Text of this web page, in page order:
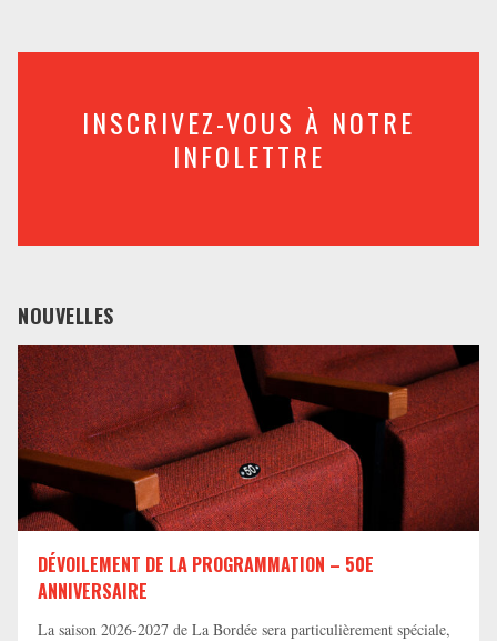
INSCRIVEZ-VOUS À NOTRE
INFOLETTRE
NOUVELLES
DÉVOILEMENT DE LA PROGRAMMATION – 50E
ANNIVERSAIRE
La saison 2026-2027 de La Bordée sera particulièrement spéciale,